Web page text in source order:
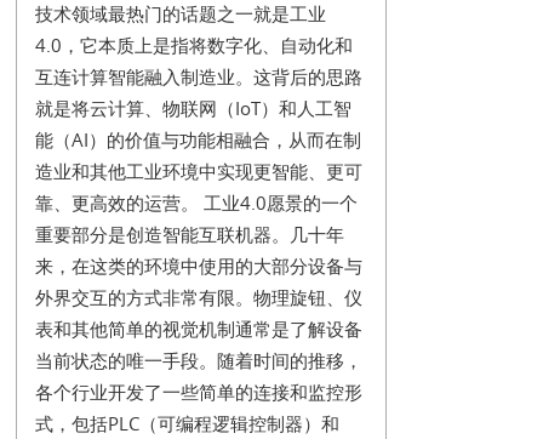
技术领域最热门的话题之一就是工业
4.0，它本质上是指将数字化、自动化和
互连计算智能融入制造业。这背后的思路
就是将云计算、物联网（IoT）和人工智
能（AI）的价值与功能相融合，从而在制
造业和其他工业环境中实现更智能、更可
靠、更高效的运营。 工业4.0愿景的一个
重要部分是创造智能互联机器。几十年
来，在这类的环境中使用的大部分设备与
外界交互的方式非常有限。物理旋钮、仪
表和其他简单的视觉机制通常是了解设备
当前状态的唯一手段。随着时间的推移，
各个行业开发了一些简单的连接和监控形
式，包括PLC（可编程逻辑控制器）和